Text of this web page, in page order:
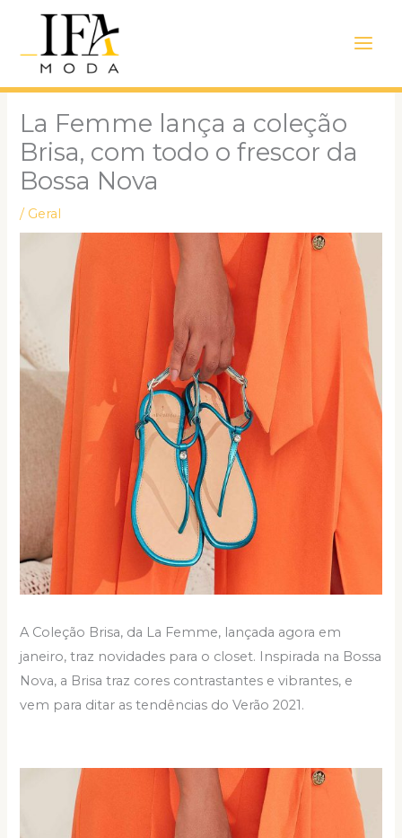
conteúdo
Menu
La Femme lança a coleção
Brisa, com todo o frescor da
Bossa Nova
/ Geral
A Coleção Brisa, da La Femme, lançada agora em
janeiro, traz novidades para o closet. Inspirada na Bossa
Nova, a Brisa traz cores contrastantes e vibrantes, e
vem para ditar as tendências do Verão 2021.